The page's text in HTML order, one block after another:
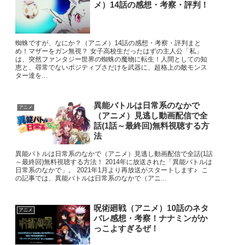
メ）14話の感想・考察・評判！
蜘蛛ですが、なにか？（アニメ）14話の感想・考察・評判まと
め！マザーをガン無視？ 女子高校生だったはずの主人公「私」
は、突然ファンタジー世界の蜘蛛の魔物に転生！人間としての知
恵と、尋常でないポジティブさだけを武器に、超格上の敵モンス
ター達を...
アニメ
異能バトルは日常系のなかで
（アニメ）見逃し動画配信で全
話(1話～最終回)無料視聴する方
法
異能バトルは日常系のなかで（アニメ）見逃し動画配信で全話(1話
～最終回)無料視聴する方法！ 2014年に放送された「異能バトルは
日常系のなかで」。 2021年1月より再放送がスタートします♪ こ
の記事では、異能バトルは日常系のなかで（アニ...
アニメ
呪術廻戦（アニメ）10話のネタ
バレ感想・考察！ナナミンがか
っこよすぎるぜ！